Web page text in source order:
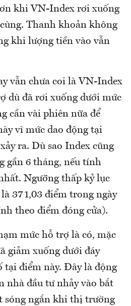
khi VN-Index rơi xuống
Thanh khoản không
khi lượng tiền vào vẫn
vẫn chưa coi là VN-Index
dù đã rơi xuống dưới mức
cần vài phiên nữa để
vì mức dao động tại
ra. Dù sao Index cũng
gần 6 tháng, nếu tính
Ngưỡng thấp kỷ lục
371,03 điểm trong ngày
theo điểm đóng cửa).
mức hỗ trợ là có, mặc
giảm xuống dưới đáy
tại điểm này. Đây là động
nhà đầu tư nhảy vào bắt
sóng ngắn khi thị trường